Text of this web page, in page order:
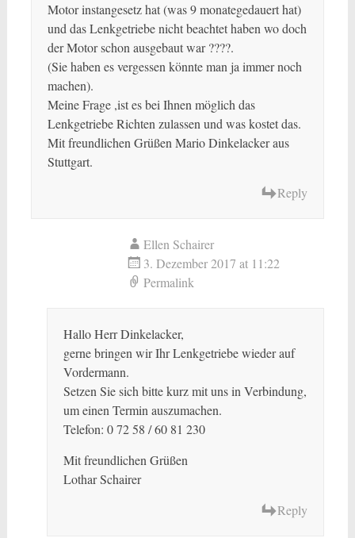
Motor instangesetz hat (was 9 monategedauert hat)
und das Lenkgetriebe nicht beachtet haben wo doch
der Motor schon ausgebaut war ????.
(Sie haben es vergessen könnte man ja immer noch
machen).
Meine Frage ,ist es bei Ihnen möglich das
Lenkgetriebe Richten zulassen und was kostet das.
Mit freundlichen Grüßen Mario Dinkelacker aus
Stuttgart.
Reply
Ellen Schairer
3. Dezember 2017 at 11:22
Permalink
Hallo Herr Dinkelacker,
gerne bringen wir Ihr Lenkgetriebe wieder auf
Vordermann.
Setzen Sie sich bitte kurz mit uns in Verbindung,
um einen Termin auszumachen.
Telefon: 0 72 58 / 60 81 230
Mit freundlichen Grüßen
Lothar Schairer
Reply